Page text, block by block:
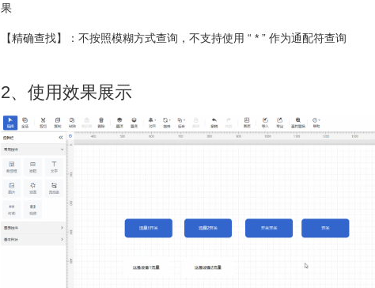
果
【精确查找】：不按照模糊方式查询，不支持使用 “ * ” 作为通配符查询
2、使用效果展示